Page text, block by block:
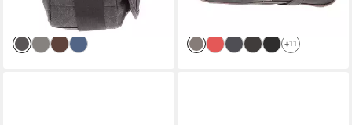
lieferbar - in 2-3 Werktagen bei dir
+11